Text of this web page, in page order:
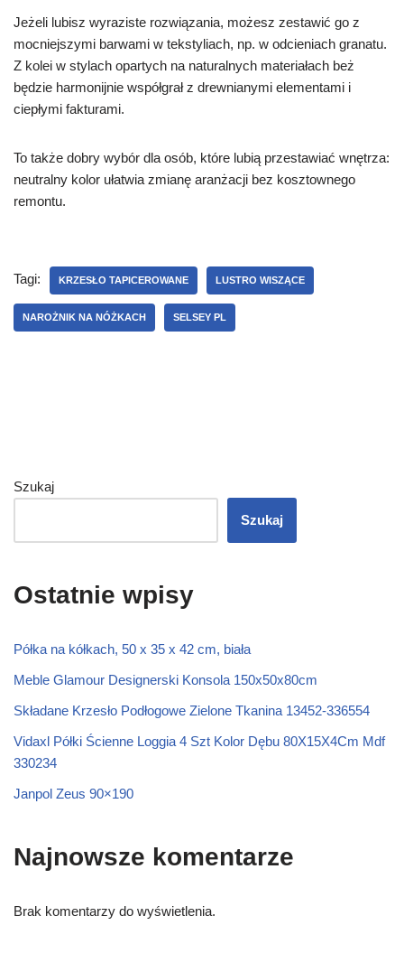
Jeżeli lubisz wyraziste rozwiązania, możesz zestawić go z
mocniejszymi barwami w tekstyliach, np. w odcieniach granatu.
Z kolei w stylach opartych na naturalnych materiałach beż
będzie harmonijnie współgrał z drewnianymi elementami i
ciepłymi fakturami.
To także dobry wybór dla osób, które lubią przestawiać wnętrza:
neutralny kolor ułatwia zmianę aranżacji bez kosztownego
remontu.
Tagi: KRZESŁO TAPICEROWANE LUSTRO WISZĄCE
NAROŻNIK NA NÓŻKACH SELSEY PL
Szukaj
Szukaj
Ostatnie wpisy
Półka na kółkach, 50 x 35 x 42 cm, biała
Meble Glamour Designerski Konsola 150x50x80cm
Składane Krzesło Podłogowe Zielone Tkanina 13452-336554
Vidaxl Półki Ścienne Loggia 4 Szt Kolor Dębu 80X15X4Cm Mdf
330234
Janpol Zeus 90×190
Najnowsze komentarze
Brak komentarzy do wyświetlenia.